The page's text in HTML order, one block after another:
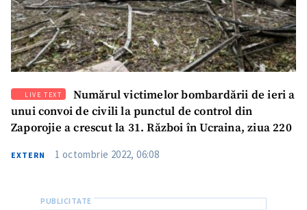
LIVE TEXT
Numărul victimelor bombardării de ieri a
unui convoi de civili la punctul de control din
Zaporojie a crescut la 31. Război în Ucraina, ziua 220
EXTERN 1 octombrie 2022, 06:08